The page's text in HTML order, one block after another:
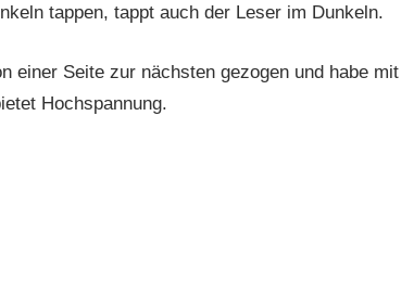
tappen, tappt auch der Leser im Dunkeln.
einer Seite zur nächsten gezogen und habe mit
Hochspannung.